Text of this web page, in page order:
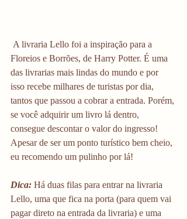
Floreios e Borrões, de Harry Potter. É uma
das livrarias mais lindas do mundo e por
isso recebe milhares de turistas por dia,
tantos que passou a cobrar a entrada. Porém,
se você adquirir um livro lá dentro,
consegue descontar o valor do ingresso!
Apesar de ser um ponto turístico bem cheio,
eu recomendo um pulinho por lá!
Dica: Há duas filas para entrar na livraria
Lello, uma que fica na porta (para quem vai
pagar direto na entrada da livraria) e uma